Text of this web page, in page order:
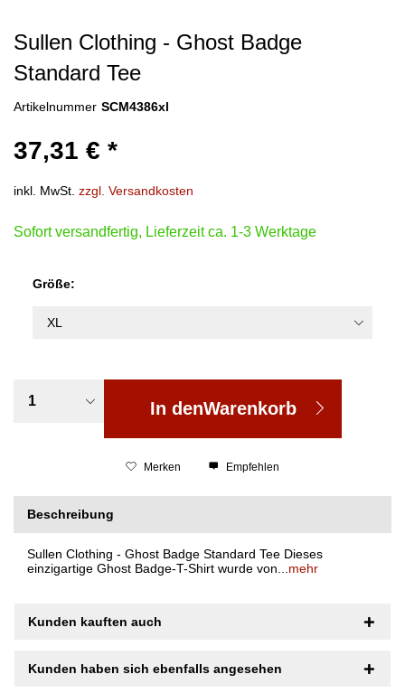
Sullen Clothing - Ghost Badge
Standard Tee
Artikelnummer SCM4386xl
37,31 € *
inkl. MwSt. zzgl. Versandkosten
Sofort versandfertig, Lieferzeit ca. 1-3 Werktage
Größe:
In denWarenkorb
Merken Empfehlen
Beschreibung
Sullen Clothing - Ghost Badge Standard Tee Dieses
einzigartige Ghost Badge-T-Shirt wurde von... mehr
Kunden kauften auch
Kunden haben sich ebenfalls angesehen